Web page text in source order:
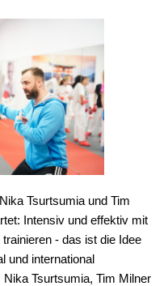
Tsurtsumia und Tim
Intensiv und effektiv mit
- das ist die Idee
und international
Tsurtsumia, Tim Milner